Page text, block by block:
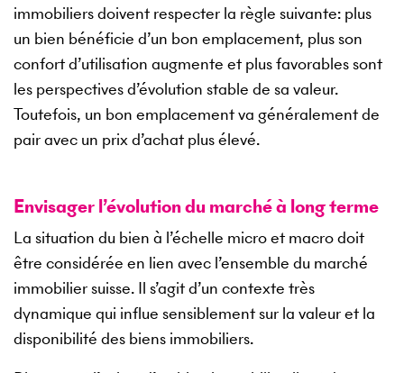
immobiliers doivent respecter la règle suivante: plus
un bien bénéficie d’un bon emplacement, plus son
confort d’utilisation augmente et plus favorables sont
les perspectives d’évolution stable de sa valeur.
Toutefois, un bon emplacement va généralement de
pair avec un prix d’achat plus élevé.
Envisager l’évolution du marché à long terme
La situation du bien à l’échelle micro et macro doit
être considérée en lien avec l’ensemble du marché
immobilier suisse. Il s’agit d’un contexte très
dynamique qui influe sensiblement sur la valeur et la
disponibilité des biens immobiliers.